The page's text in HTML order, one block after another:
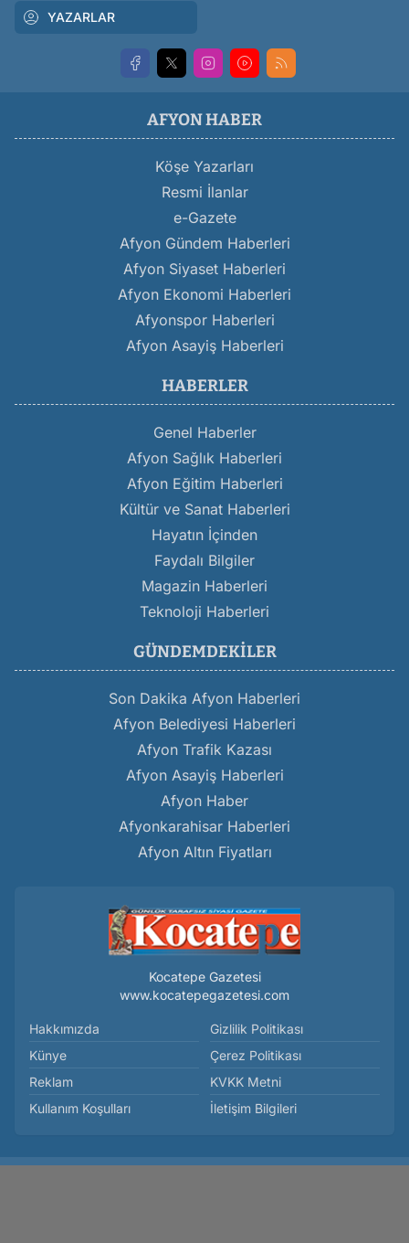
YAZARLAR
AFYON HABER
Köşe Yazarları
Resmi İlanlar
e-Gazete
Afyon Gündem Haberleri
Afyon Siyaset Haberleri
Afyon Ekonomi Haberleri
Afyonspor Haberleri
Afyon Asayiş Haberleri
HABERLER
Genel Haberler
Afyon Sağlık Haberleri
Afyon Eğitim Haberleri
Kültür ve Sanat Haberleri
Hayatın İçinden
Faydalı Bilgiler
Magazin Haberleri
Teknoloji Haberleri
GÜNDEMDEKILER
Son Dakika Afyon Haberleri
Afyon Belediyesi Haberleri
Afyon Trafik Kazası
Afyon Asayiş Haberleri
Afyon Haber
Afyonkarahisar Haberleri
Afyon Altın Fiyatları
Kocatepe Gazetesi
www.kocatepegazetesi.com
Hakkımızda
Künye
Reklam
Kullanım Koşulları
Gizlilik Politikası
Çerez Politikası
KVKK Metni
İletişim Bilgileri